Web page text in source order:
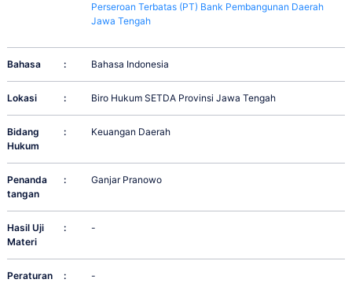
Perseroan Terbatas (PT) Bank Pembangunan Daerah
Jawa Tengah
Bahasa : Bahasa Indonesia
Lokasi : Biro Hukum SETDA Provinsi Jawa Tengah
Bidang
Hukum
: Keuangan Daerah
Penanda
tangan
: Ganjar Pranowo
Hasil Uji
Materi
: -
Peraturan
: -